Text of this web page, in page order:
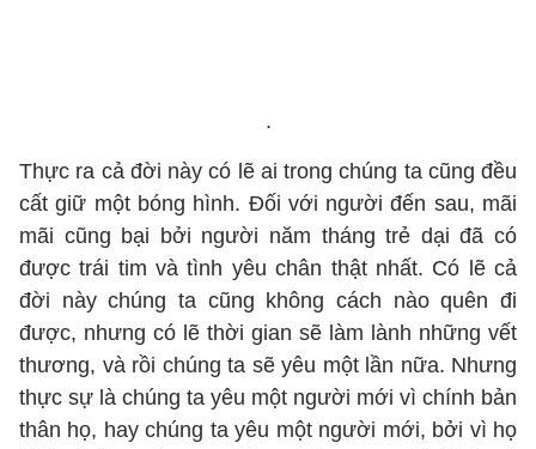
.
Thực ra cả đời này có lẽ ai trong chúng ta cũng đều
cất giữ một bóng hình. Đối với người đến sau, mãi
mãi cũng bại bởi người năm tháng trẻ dại đã có
được trái tim và tình yêu chân thật nhất. Có lẽ cả
đời này chúng ta cũng không cách nào quên đi
được, nhưng có lẽ thời gian sẽ làm lành những vết
thương, và rồi chúng ta sẽ yêu một lần nữa. Nhưng
thực sự là chúng ta yêu một người mới vì chính bản
thân họ, hay chúng ta yêu một người mới, bởi vì họ